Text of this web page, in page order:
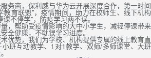
务商，保利威与华为云开展深度合作，第一时间
教育联盟”，疫情期间，助力在校师生、线下机构
课不停学”，防疫学习两不误。
，帮助受疫情影响的大中小学生，减轻停课带来
全健康，不耽误学习进度。
优势，我们为学校、机构提供专属的线上教育直
班互动教学、1对1教学、双师/多师课堂、大班